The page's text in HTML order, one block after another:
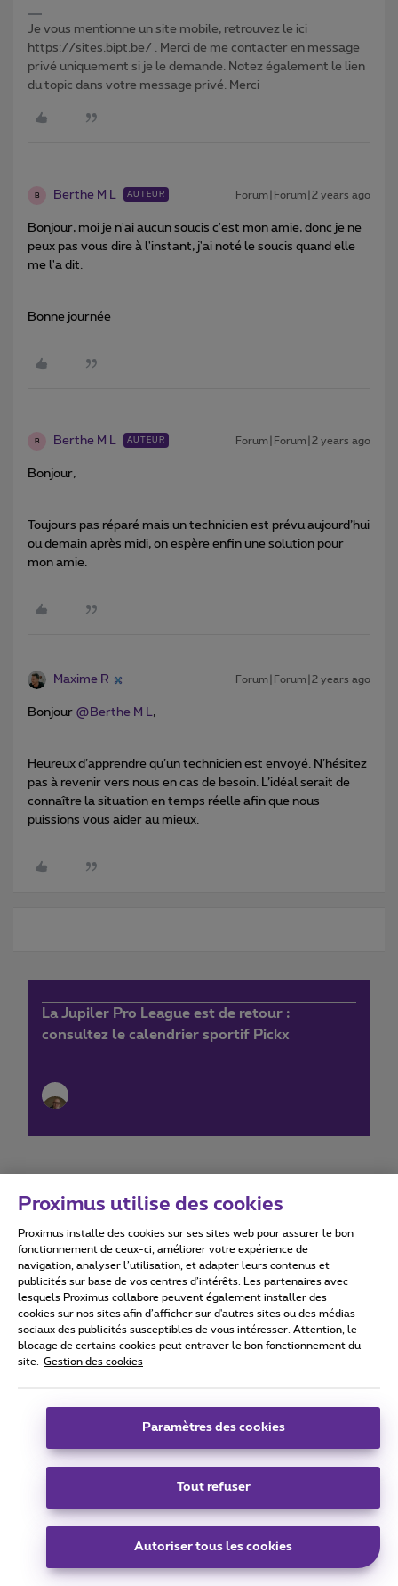
Je vous mentionne un site mobile, retrouvez le ici
https://sites.bipt.be/ . Merci de me contacter en message
privé uniquement si je le demande. Notez également le lien
du topic dans votre message privé. Merci
B Berthe M L AUTEUR Forum|Forum|2 years ago
Bonjour, moi je n'ai aucun soucis c'est mon amie, donc je ne
peux pas vous dire à l'instant, j'ai noté le soucis quand elle
me l'a dit.
Bonne journée
B Berthe M L AUTEUR Forum|Forum|2 years ago
Bonjour,
Toujours pas réparé mais un technicien est prévu aujourd’hui
ou demain après midi, on espère enfin une solution pour
mon amie.
Maxime R Forum|Forum|2 years ago
Bonjour @Berthe M L,
Heureux d’apprendre qu’un technicien est envoyé. N’hésitez
pas à revenir vers nous en cas de besoin. L’idéal serait de
connaître la situation en temps réelle afin que nous
puissions vous aider au mieux.
La Jupiler Pro League est de retour :
consultez le calendrier sportif Pickx
Conditions d'utilisation Accessibility statement
Tous droits réservés. © 2026 Proximus
Conditions générales, info consommateur
Coordonnées de l’entreprise
Boulevard du Roi Albert II 27 - B-1030 Bruxelles.
Carrier & Wholesale Solutions
|Telindus
|Sitemap
Proximus utilise des cookies
Proximus installe des cookies sur ses sites web pour assurer le bon
fonctionnement de ceux-ci, améliorer votre expérience de
navigation, analyser l’utilisation, et adapter leurs contenus et
publicités sur base de vos centres d’intérêts. Les partenaires avec
lesquels Proximus collabore peuvent également installer des
cookies sur nos sites afin d’afficher sur d'autres sites ou des médias
sociaux des publicités susceptibles de vous intéresser. Attention, le
blocage de certains cookies peut entraver le bon fonctionnement du
site.
Gestion des cookies
Paramètres des cookies
Tout refuser
Autoriser tous les cookies